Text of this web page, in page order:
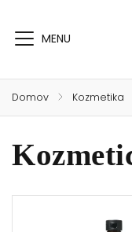
Domov / Kozmetika